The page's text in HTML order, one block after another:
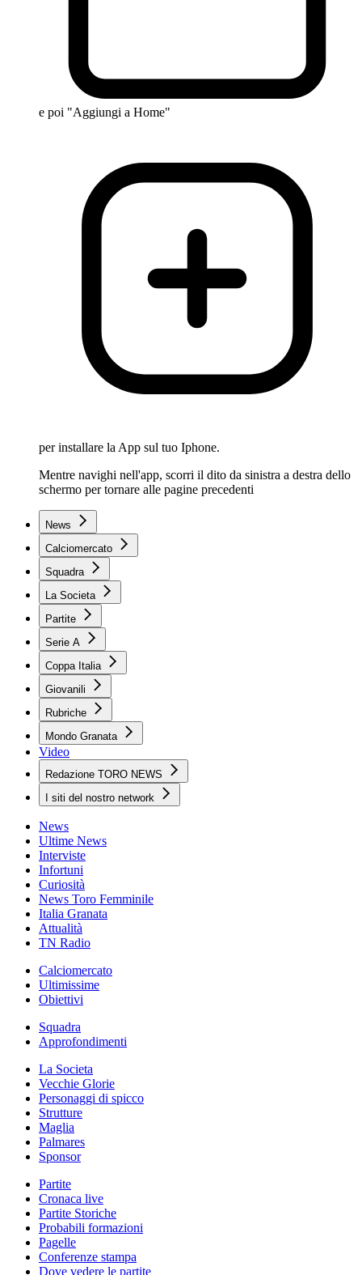
e poi "Aggiungi a Home"
per installare la App sul tuo Iphone.
Mentre navighi nell'app, scorri il dito da sinistra a destra dello
schermo per tornare alle pagine precedenti
News
Calciomercato
Squadra
La Societa
Partite
Serie A
Coppa Italia
Giovanili
Rubriche
Mondo Granata
Video
Redazione TORO NEWS
I siti del nostro network
News
Ultime News
Interviste
Infortuni
Curiosità
News Toro Femminile
Italia Granata
Attualità
TN Radio
Calciomercato
Ultimissime
Obiettivi
Squadra
Approfondimenti
La Societa
Vecchie Glorie
Personaggi di spicco
Strutture
Maglia
Palmares
Sponsor
Partite
Cronaca live
Partite Storiche
Probabili formazioni
Pagelle
Conferenze stampa
Dove vedere le partite